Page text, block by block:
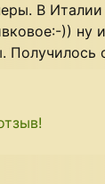
В
)) ну
Получилось